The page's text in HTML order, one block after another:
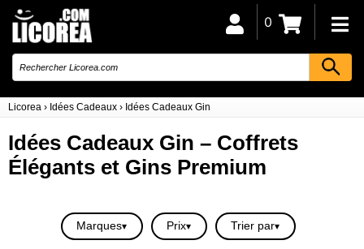
Licorea › Idées Cadeaux › Idées Cadeaux Gin
0
Idées Cadeaux Gin – Coffrets
Élégants et Gins Premium
Marques Prix Trier par